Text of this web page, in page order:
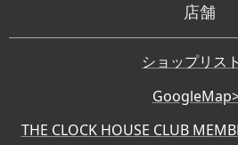
店舗
ショップリス
THE CLOCK HOUSE CLUB